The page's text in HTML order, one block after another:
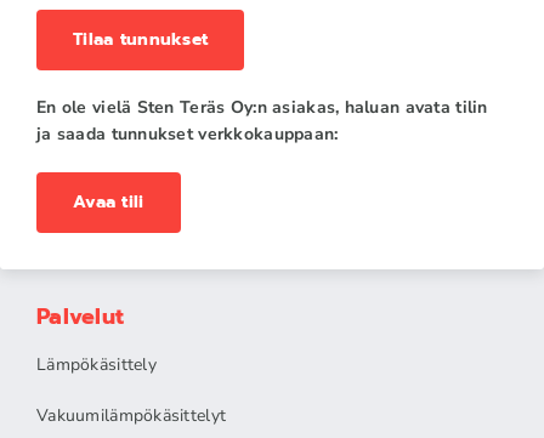
Tilaa tunnukset
En ole vielä Sten Teräs Oy:n asiakas, haluan avata tilin
ja saada tunnukset verkkokauppaan:
Avaa tili
Palvelut
Lämpökäsittely
Vakuumilämpökäsittelyt